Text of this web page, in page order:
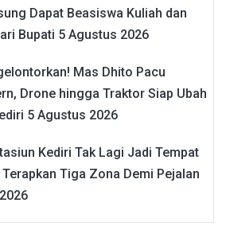
Dapat Beasiswa Kuliah dan
Bupati 5 Agustus 2026
Mas Dhito Pacu
Drone hingga Traktor Siap Ubah
5 Agustus 2026
Kediri Tak Lagi Jadi Tempat
Tiga Zona Demi Pejalan